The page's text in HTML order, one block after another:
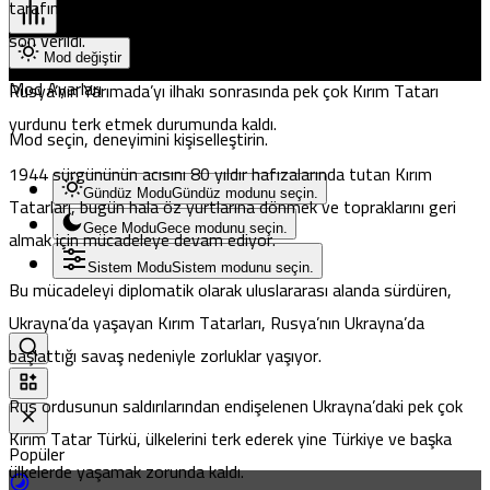
Mod değiştir
Mod Ayarları
Mod seçin, deneyimini kişiselleştirin.
Gündüz ModuGündüz modunu seçin.
Gece ModuGece modunu seçin.
Sistem ModuSistem modunu seçin.
Popüler
tarafından “aşırıcı örgüt” sayıldı ve yarımadadaki faaliyetlerine
son verildi.
Rusya’nın Yarımada’yı ilhakı sonrasında pek çok Kırım Tatarı
yurdunu terk etmek durumunda kaldı.
1944 sürgününün acısını 80 yıldır hafızalarında tutan Kırım
Tatarları, bugün hala öz yurtlarına dönmek ve topraklarını geri
almak için mücadeleye devam ediyor.
Bu mücadeleyi diplomatik olarak uluslararası alanda sürdüren,
Ukrayna’da yaşayan Kırım Tatarları, Rusya’nın Ukrayna’da
başlattığı savaş nedeniyle zorluklar yaşıyor.
Rus ordusunun saldırılarından endişelenen Ukrayna’daki pek çok
Kırım Tatar Türkü, ülkelerini terk ederek yine Türkiye ve başka
ülkelerde yaşamak zorunda kaldı.